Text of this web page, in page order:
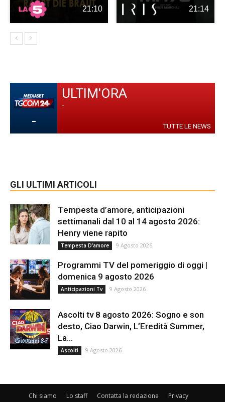
21:10 21:14
-
ULTIM'ORA
-
TUTTE LE NEWS
GLI ULTIMI ARTICOLI
Tempesta d’amore, anticipazioni
settimanali dal 10 al 14 agosto 2026:
Henry viene rapito
Tempesta D'amore 9 Agosto 2026
Programmi TV del pomeriggio di oggi |
domenica 9 agosto 2026
Anticipazioni Tv 9 Agosto 2026
Ascolti tv 8 agosto 2026: Sogno e son
desto, Ciao Darwin, L’Eredità Summer,
La...
Ascolti 9 Agosto 2026
Chi siamo Lo staff Contatta la redazione Privacy